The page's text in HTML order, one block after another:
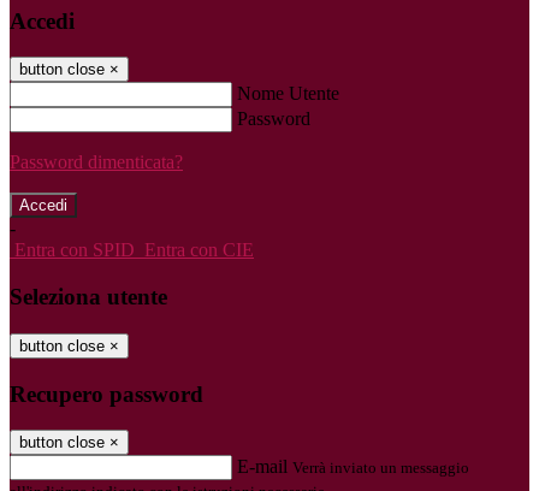
Accedi
button close ×
Nome Utente
Password
Password dimenticata?
-
Entra con SPID Entra con CIE
Seleziona utente
button close ×
Recupero password
button close ×
E-mail Verrà inviato un messaggio